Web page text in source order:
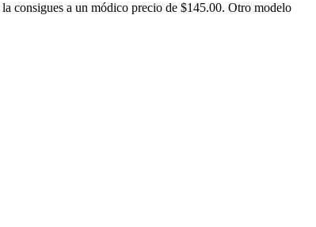
consigues a un módico precio de $145.00. Otro modelo